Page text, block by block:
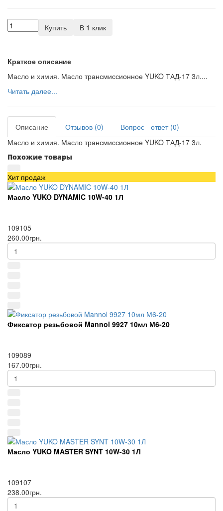
Купить В 1 клик
Краткое описание
Масло и химия. Масло трансмиссионное YUKO ТАД-17 3л....
Читать далее...
Описание Отзывов (0)
Вопрос - ответ (0)
Масло и химия. Масло трансмиссионное YUKO ТАД-17 3л.
Похожие товары
Хит продаж
Масло YUKO DYNAMIC 10W-40 1Л
109105
260.00грн.
Фиксатор резьбовой Mannol 9927 10мл М6-20
109089
167.00грн.
Масло YUKO MASTER SYNT 10W-30 1Л
109107
238.00грн.